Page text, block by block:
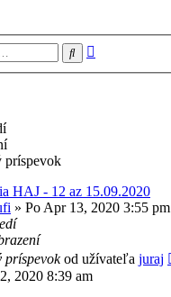
Hľadať
príspevok
HAJ - 12 az 15.09.2020
» Po Apr 13, 2020 3:55 pm
príspevokod užívateľa juraj
2020 8:39 am